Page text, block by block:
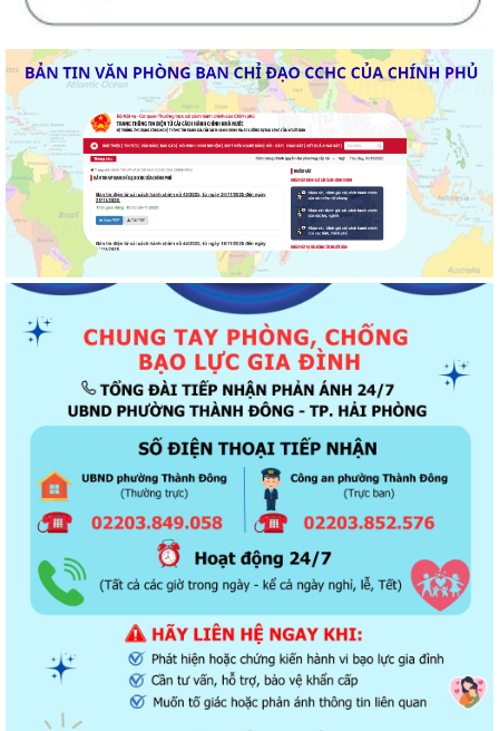
Thông báo về chương trình thu hồi để kiểm tra, khắc phục sự cố các
dòng xe mô tô Honda CB1000...
Kết quả Kỳ họp thứ 3 HĐND thành phố Hải Phòng khóa XIV, nhiệm kỳ
2021 - 2026
Khai thác tài liệu số và Chatbox AI trợi giúp pháp luật
Đẩy mạnh tuyên truyền thực hiện Chương trình hành động của Thành
ủy về xây dựng và hoàn thiện nhà...
Tăng cường các giải pháp đấu tranh, ngăn chặn và xử lý hành vi xâm
phạm quyền sở hữu trí tuệ trên...
Ủy ban nhân dân phường Thành Đông thông báo về việc chấm dứt